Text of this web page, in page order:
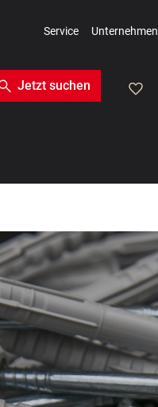
Service Unternehmen
Jetzt suchen